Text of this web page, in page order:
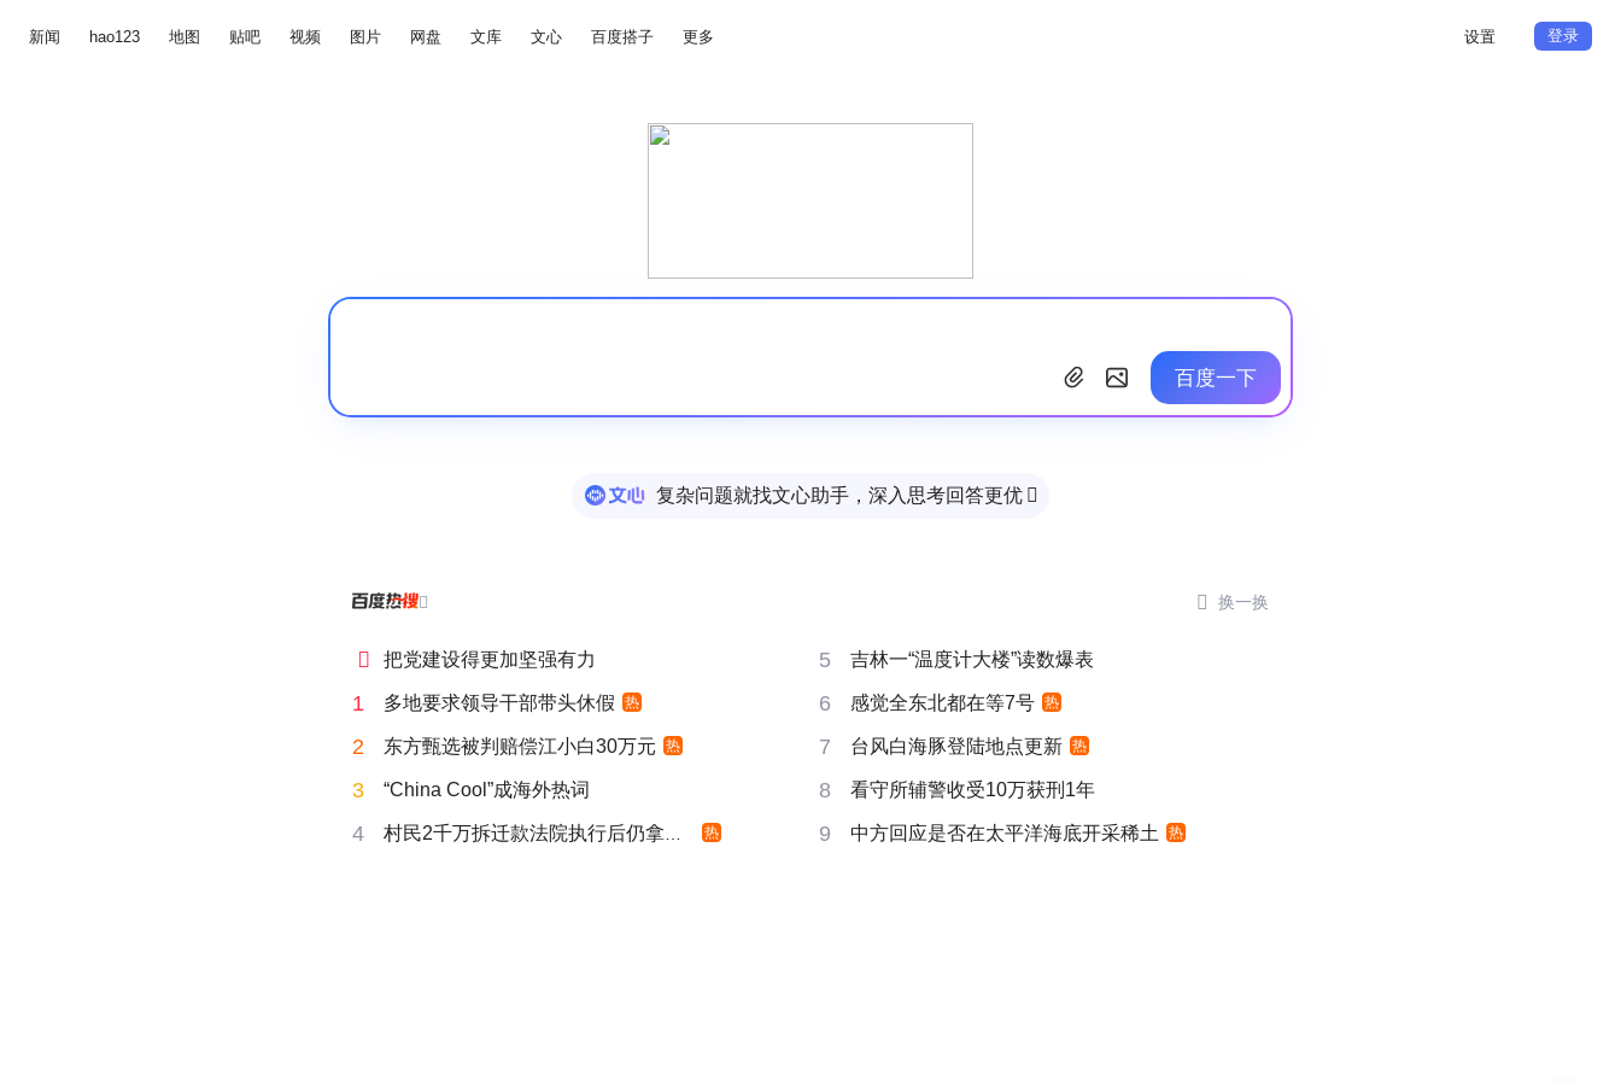
新闻 hao123 地图 贴吧 视频 图片 网盘 文库 文心 百度搭子 更多 设置 登录
百度一下
复杂问题就找文心助手，深入思考回答更优 
  换一换
 把党建设得更加坚强有力 5 吉林一“温度计大楼”读数爆表
1 多地要求领导干部带头休假 热 6 感觉全东北都在等7号 热
2 东方甄选被判赔偿江小白30万元 热 7 台风白海豚登陆地点更新 热
3 “China Cool”成海外热词 8 看守所辅警收受10万获刑1年
4 村民2千万拆迁款法院执行后仍拿不到 热 9 中方回应是否在太平洋海底开采稀土 热